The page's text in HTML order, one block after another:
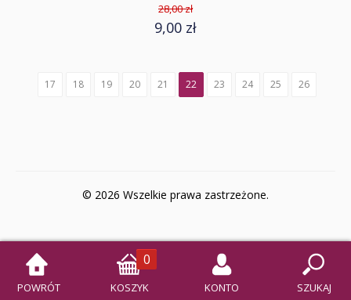
28,00 zł
9,00 zł
17 18 19 20 21 22 23 24 25 26
© 2026 Wszelkie prawa zastrzeżone.
POWRÓT
0
KOSZYK KONTO SZUKAJ